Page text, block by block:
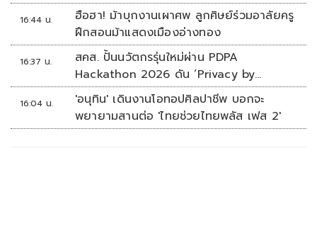
16:44 น.
ฮือฮา! ม้าบุกงานเผาศพ ลูกศิษย์ร่วมอาลัยครู
ฝึกสอนม้าแสดงเมืองอ่างทอง
16:37 น.
สคส. ปั้นนวัตกรรุ่นใหม่ผ่าน PDPA
Hackathon 2026 ดัน ‘Privacy by
Design for all’ สู่โซลูชันคุ้มครองข้อมูลส่วน
บุคคลที่ใช้ได้จริง
16:04 น.
'อนุทิน' เดินงานโอทอปศิลปาชีพ บอกจะ
พยายามสานต่อ 'ไทยช่วยไทยพลัส เฟส 2'